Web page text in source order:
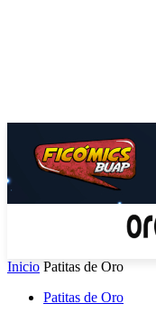
Inicio Patitas de Oro
Patitas de Oro